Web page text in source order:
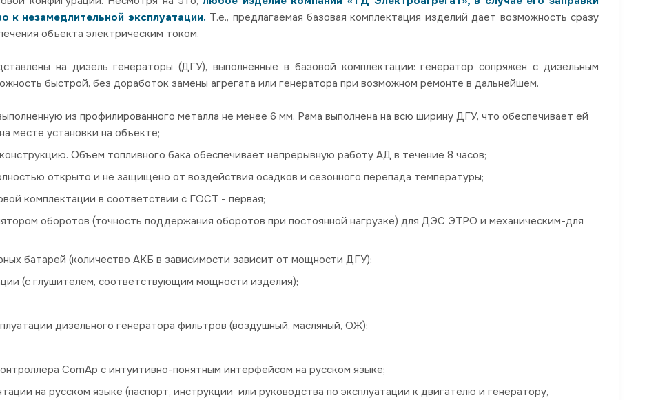
к незамедлительной эксплуатации. Т.е., предлагаемая базовая комплектация изделий дает возможность сразу
объекта электрическим током.
на дизель генераторы (ДГУ), выполненные в базовой комплектации: генератор сопряжен с дизельным
быстрой, без доработок замены агрегата или генератора при возможном ремонте в дальнейшем.
из профилированного металла не менее 6 мм. Рама выполнена на всю ширину ДГУ, что обеспечивает ей
месте установки на объекте;
Объем топливного бака обеспечивает непрерывную работу АД в течение 8 часов;
открыто и не защищено от воздействия осадков и сезонного перепада температуры;
комплектации в соответствии с ГОСТ - первая;
оборотов (точность поддержания оборотов при постоянной нагрузке) для ДЭС ЭТРО и механическим-для
батарей (количество АКБ в зависимости зависит от мощности ДГУ);
(с глушителем, соответствующим мощности изделия);
дизельного генератора фильтров (воздушный, масляный, ОЖ);
ComAp с интуитивно-понятным интерфейсом на русском языке;
на русском языке (паспорт, инструкции или руководства по эксплуатации к двигателю и генератору,